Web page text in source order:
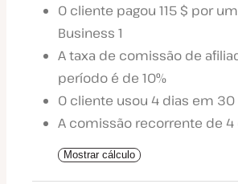
O cliente pagou 115 $ por
Business 1
A taxa de comissão de
período é de 10%
O cliente usou 4 dias em 30
A comissão recorrente de 4
Mostrar cálculo